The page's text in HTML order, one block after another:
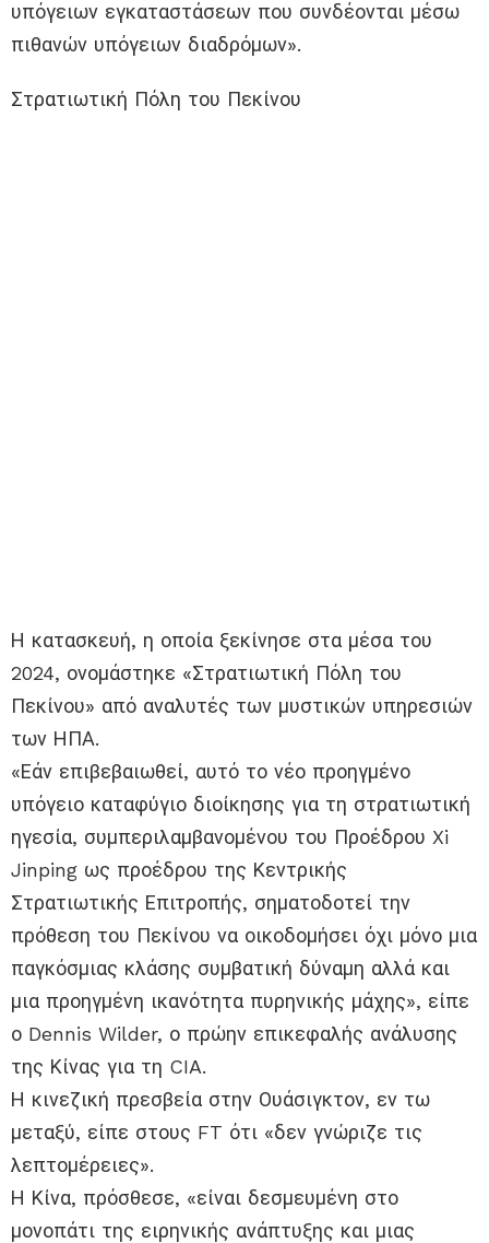
υπόγειων εγκαταστάσεων που συνδέονται μέσω
πιθανών υπόγειων διαδρόμων».
Στρατιωτική Πόλη του Πεκίνου
Η κατασκευή, η οποία ξεκίνησε στα μέσα του
2024, ονομάστηκε «Στρατιωτική Πόλη του
Πεκίνου» από αναλυτές των μυστικών υπηρεσιών
των ΗΠΑ.
«Εάν επιβεβαιωθεί, αυτό το νέο προηγμένο
υπόγειο καταφύγιο διοίκησης για τη στρατιωτική
ηγεσία, συμπεριλαμβανομένου του Προέδρου Xi
Jinping ως προέδρου της Κεντρικής
Στρατιωτικής Επιτροπής, σηματοδοτεί την
πρόθεση του Πεκίνου να οικοδομήσει όχι μόνο μια
παγκόσμιας κλάσης συμβατική δύναμη αλλά και
μια προηγμένη ικανότητα πυρηνικής μάχης», είπε
ο Dennis Wilder, ο πρώην επικεφαλής ανάλυσης
της Κίνας για τη CIA.
Η κινεζική πρεσβεία στην Ουάσιγκτον, εν τω
μεταξύ, είπε στους FT ότι «δεν γνώριζε τις
λεπτομέρειες».
Η Κίνα, πρόσθεσε, «είναι δεσμευμένη στο
μονοπάτι της ειρηνικής ανάπτυξης και μιας